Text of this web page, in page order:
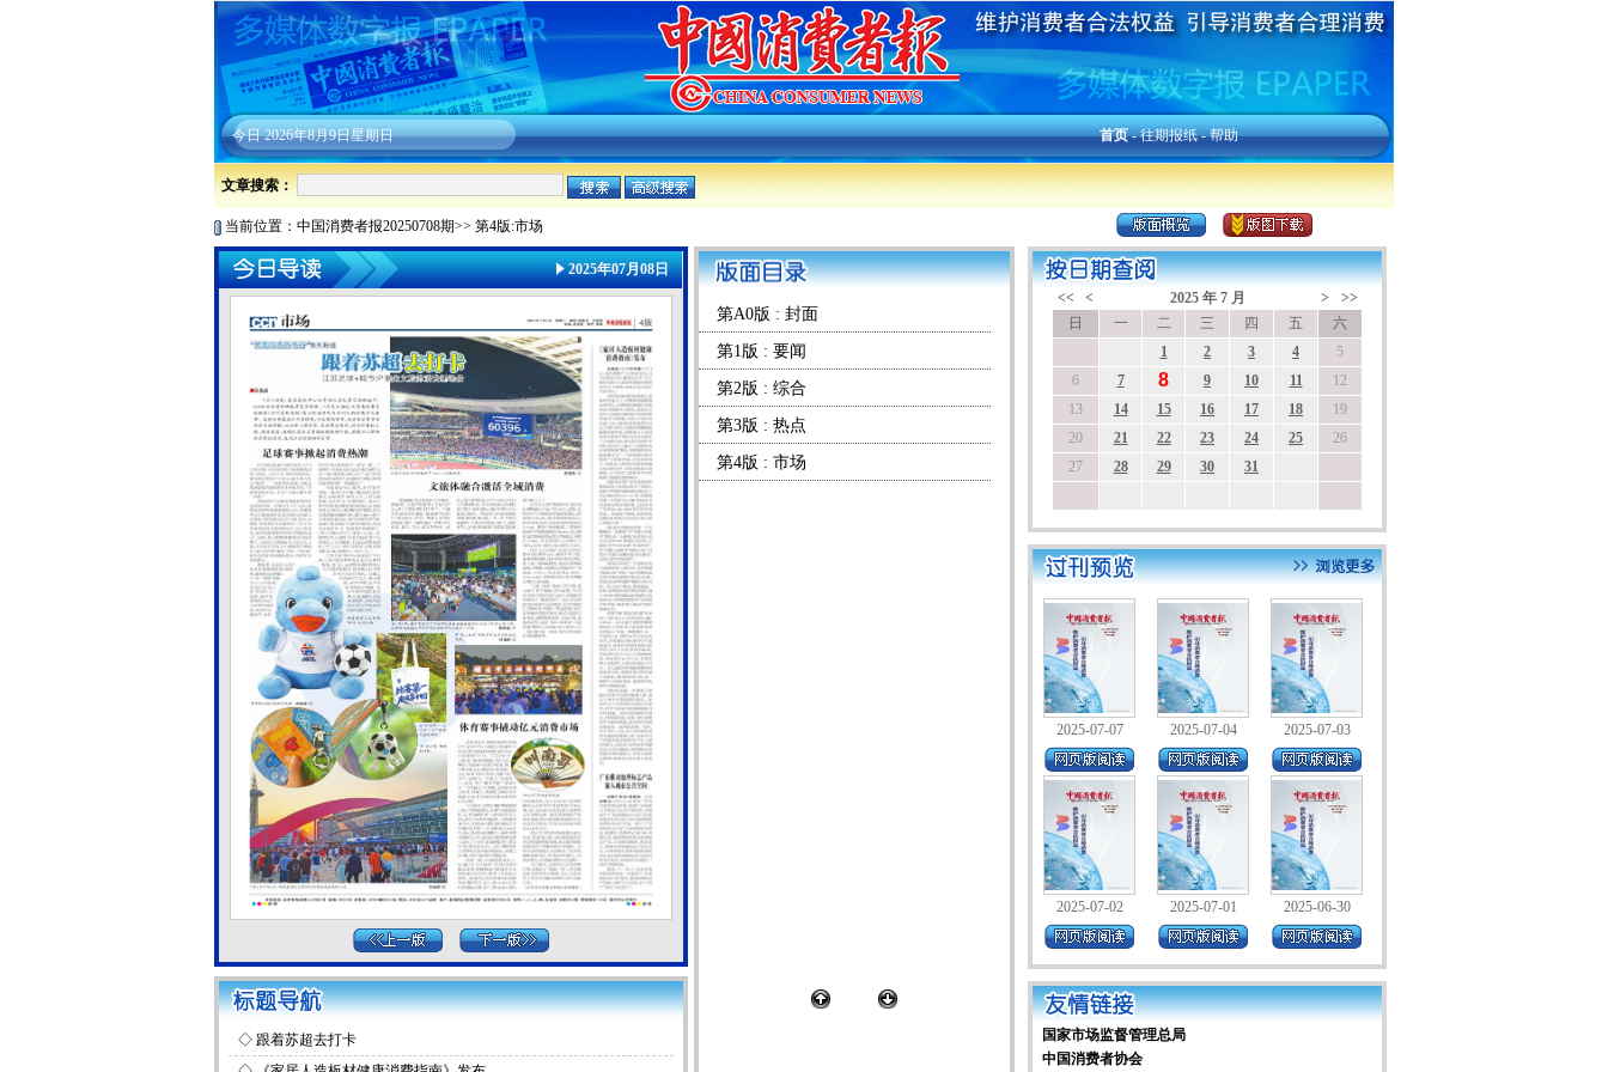
今日2026年8月9日星期日 首页-往期报纸-帮助
文章搜索：
当前位置： 中国消费者报20250708期>> 第4版:市场
2025年07月08日
◇ 跟着苏超去打卡
第A0版 : 封面
第1版 : 要闻
第2版 : 综合
第3版 : 热点
第4版 : 市场
2025-07-07 2025-07-04 2025-07-03
2025-07-02 2025-07-01 2025-06-30
国家市场监督管理总局
中国消费者协会